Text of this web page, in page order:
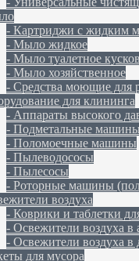
- Картриджи с жидким
- Мыло жидкое
- Мыло туалетное
- Мыло хозяйственное
- Средства моющие для
для клининга
- Аппараты высокого
- Подметальные машины
- Поломоечные машины
- Пылеводососы
- Пылесосы
- Роторные машины
воздуха
- Коврики и таблетки
- Освежители воздуха в
- Освежители воздуха в
для мусора